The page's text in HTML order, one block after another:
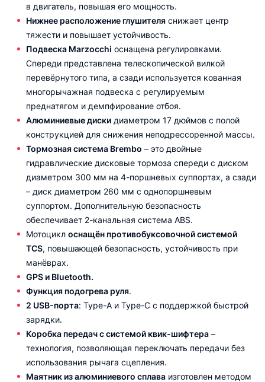
в двигатель, повышая его мощность.
Нижнее расположение глушителя снижает центр
тяжести и повышает устойчивость.
Подвеска Marzocchi оснащена регулировками.
Спереди представлена телескопической вилкой
перевёрнутого типа, а сзади используется кованная
многорычажная подвеска с регулируемым
преднатягом и демпфирование отбоя.
Алюминиевые диски диаметром 17 дюймов с полой
конструкцией для снижения неподрессоренной массы.
Тормозная система Brembo – это двойные
гидравлические дисковые тормоза спереди с диском
диаметром 300 мм на 4-поршневых суппортах, а сзади
– диск диаметром 260 мм с однопоршневым
суппортом. Дополнительную безопасность
обеспечивает 2-канальная система ABS.
Мотоцикл оснащён противобуксовочной системой
TCS, повышающей безопасность, устойчивость при
манёврах.
GPS и Bluetooth.
Функция подогрева руля.
2 USB-порта: Type-A и Type-C с поддержкой быстрой
зарядки.
Коробка передач с системой квик-шифтера –
технология, позволяющая переключать передачи без
использования рычага сцепления.
Маятник из алюминиевого сплава изготовлен методом